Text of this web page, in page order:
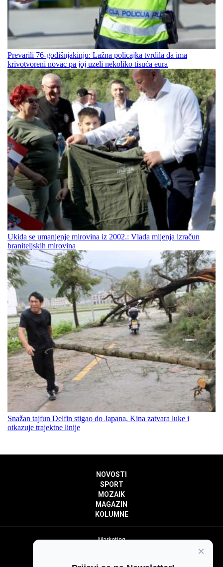
Prevarili 76-godišnjakinju: Lažna policajka tvrdila da ima
krivotvoreni novac pa joj uzeli nekoliko tisuća eura
Ukida se umanjenje mirovina iz 2002.: Vlada mijenja izračun
braniteljskih mirovina
Snažan tajfun Delfin stigao do Japana, Kina zatvara luke i
otkazuje trajektne linije
NOVOSTI
SPORT
MOZAIK
MAGAZIN
KOLUMNE
Marketing
×